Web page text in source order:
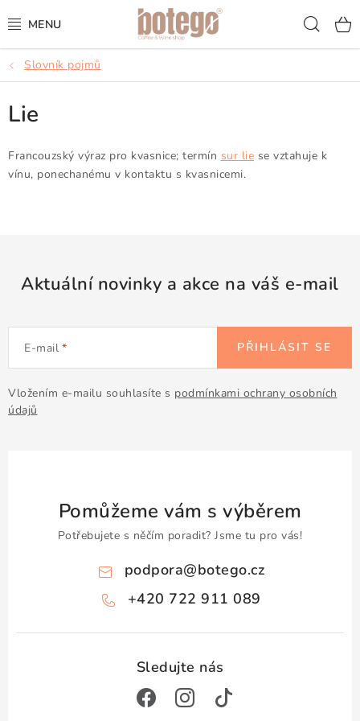
na
KÁVA
FRAPPÉ
VÍNA
ČAJ & ČOKOLÁDA
Doprava a platba
Obchodní podmínky
Podmínky ochrany osobních údajů
Hodnocení obchodu
Kontakty
Slovník pojmů
Lie
Francouzský výraz pro kvasnice; termín sur lie se vztahuje k
vínu, ponechanému v kontaktu s kvasnicemi.
Aktuální novinky a akce na váš e-mail
E-mail
Vložením e-mailu souhlasíte s podmínkami ochrany osobních
údajů
PŘIHLÁSIT SE
Pomůžeme vám s výběrem
Potřebujete s něčím poradit? Jsme tu pro vás!
podpora@botego.cz
+420 722 911 089